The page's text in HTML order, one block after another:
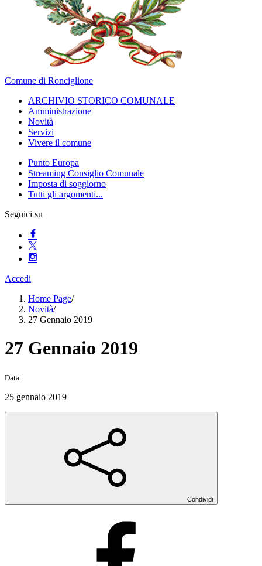
Comune di Ronciglione
ARCHIVIO STORICO COMUNALE
Amministrazione
Novità
Servizi
Vivere il comune
Punto Europa
Streaming Consiglio Comunale
Imposta di soggiorno
Tutti gli argomenti...
Seguici su
Accedi
Home Page/
Novità/
27 Gennaio 2019
27 Gennaio 2019
Data:
25 gennaio 2019
Condividi